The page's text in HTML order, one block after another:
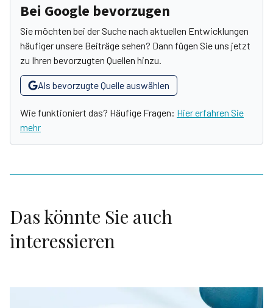
Bei Google bevorzugen
Sie möchten bei der Suche nach aktuellen Entwicklungen
häufiger unsere Beiträge sehen? Dann fügen Sie uns jetzt
zu Ihren bevorzugten Quellen hinzu.
Als bevorzugte Quelle auswählen
Wie funktioniert das? Häufige Fragen: Hier erfahren Sie
mehr
Das könnte Sie auch
interessieren